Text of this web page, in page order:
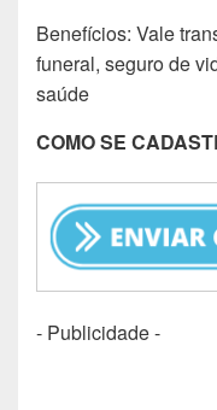
Benefícios: Vale
funeral, seguro de
saúde
COMO SE
- Publicidade -